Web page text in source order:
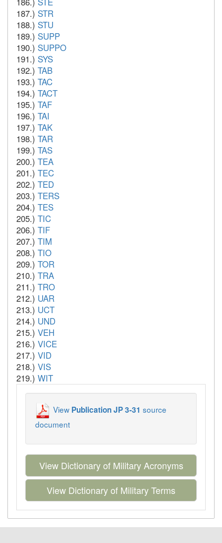
187.) STR
188.) STU
189.) SUPP
190.) SUPPO
191.) SYS
192.) TAB
193.) TAC
194.) TACT
195.) TAF
196.) TAI
197.) TAK
198.) TAR
199.) TAS
200.) TEA
201.) TEC
202.) TED
203.) TERS
204.) TES
205.) TIC
206.) TIF
207.) TIM
208.) TIO
209.) TOR
210.) TRA
211.) TRO
212.) UAR
213.) UCT
214.) UND
215.) VEH
216.) VICE
217.) VID
218.) VIS
219.) WIT
View Publication JP 3-31 source
document
View Dictionary of Military Acronyms
View Dictionary of Military Terms